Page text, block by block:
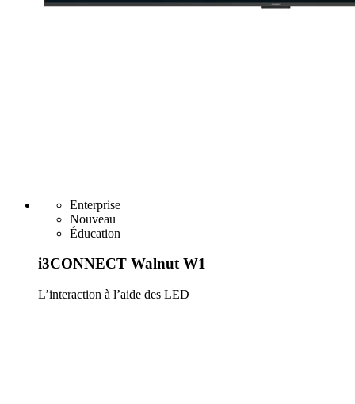
Enterprise
Nouveau
Éducation
i3CONNECT Walnut W1
L’interaction à l’aide des LED